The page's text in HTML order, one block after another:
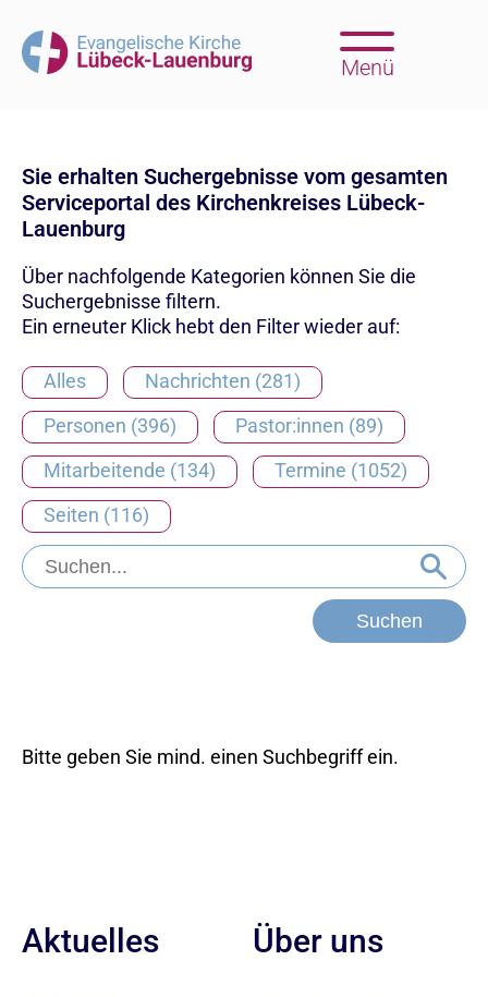
Menü
Sie erhalten Suchergebnisse vom gesamten
Serviceportal des Kirchenkreises Lübeck-
Lauenburg
Über nachfolgende Kategorien können Sie die
Suchergebnisse filtern.
Ein erneuter Klick hebt den Filter wieder auf:
Alles
Nachrichten (281)
Personen (396)
Pastor:innen (89)
Mitarbeitende (134)
Termine (1052)
Seiten (116)
Bitte geben Sie mind. einen Suchbegriff ein.
Aktuelles Über uns